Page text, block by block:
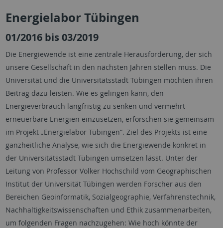
Energielabor Tübingen
01/2016 bis 03/2019
Die Energiewende ist eine zentrale Herausforderung, der sich
unsere Gesellschaft in den nächsten Jahren stellen muss. Die
Universität und die Universitätsstadt Tübingen möchten ihren
Beitrag dazu leisten. Wie es gelingen kann, den
Energieverbrauch langfristig zu senken und vermehrt
erneuerbare Energien einzusetzen, erforschen sie gemeinsam
im Projekt „Energielabor Tübingen“. Ziel des Projekts ist eine
ganzheitliche Analyse, wie sich die Energiewende konkret in
der Universitätsstadt Tübingen umsetzen lässt. Unter der
Leitung von Professor Volker Hochschild vom Geographischen
Institut der Universität Tübingen werden Forscher aus den
Bereichen Geoinformatik, Sozialgeographie, Verfahrenstechnik,
Nachhaltigkeitswissenschaften und Ethik zusammenarbeiten,
um folgenden Fragen nachzugehen: Wie hoch könnte der